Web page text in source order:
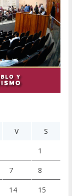
V S
1
7 8
14 15